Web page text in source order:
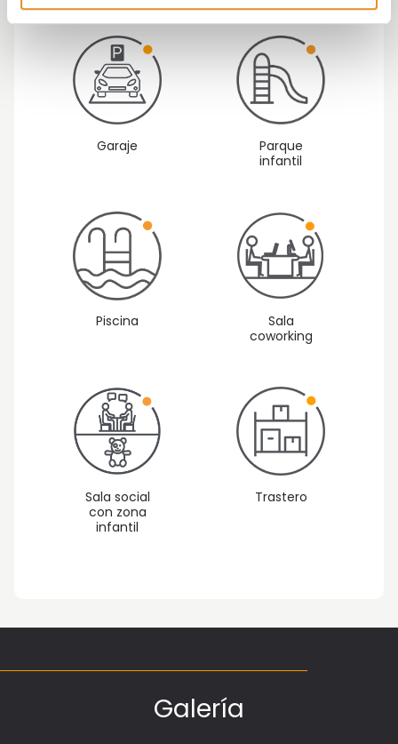
Garaje
Parque
infantil
Piscina
Sala
coworking
Sala social
con zona
infantil
Trastero
Galería